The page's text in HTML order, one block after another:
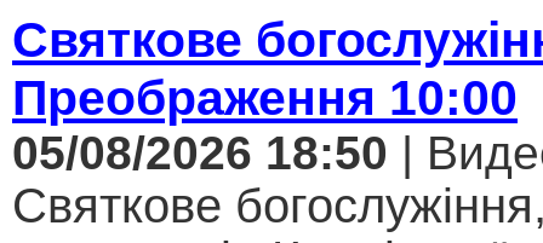
Святкове
Преображення 10:00
05/08/2026 18:50 |
Святкове